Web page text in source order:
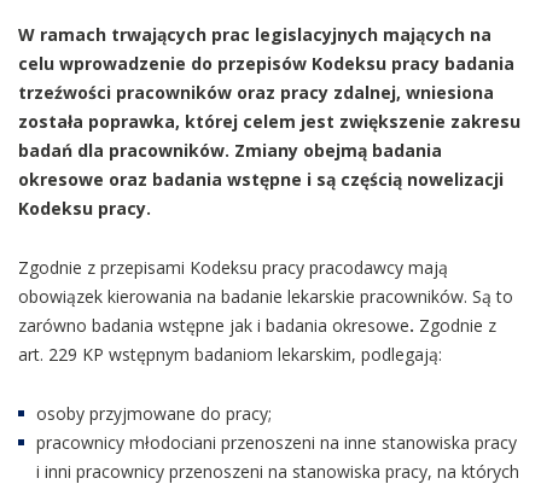
W ramach trwających prac legislacyjnych mających na
celu wprowadzenie do przepisów Kodeksu pracy badania
trzeźwości pracowników oraz pracy zdalnej, wniesiona
została poprawka, której celem jest zwiększenie zakresu
badań dla pracowników. Zmiany obejmą badania
okresowe oraz badania wstępne i są częścią nowelizacji
Kodeksu pracy.
Zgodnie z przepisami Kodeksu pracy pracodawcy mają
obowiązek kierowania na badanie lekarskie pracowników. Są to
zarówno badania wstępne jak i badania okresowe. Zgodnie z
art. 229 KP wstępnym badaniom lekarskim, podlegają:
osoby przyjmowane do pracy;
pracownicy młodociani przenoszeni na inne stanowiska pracy
i inni pracownicy przenoszeni na stanowiska pracy, na których